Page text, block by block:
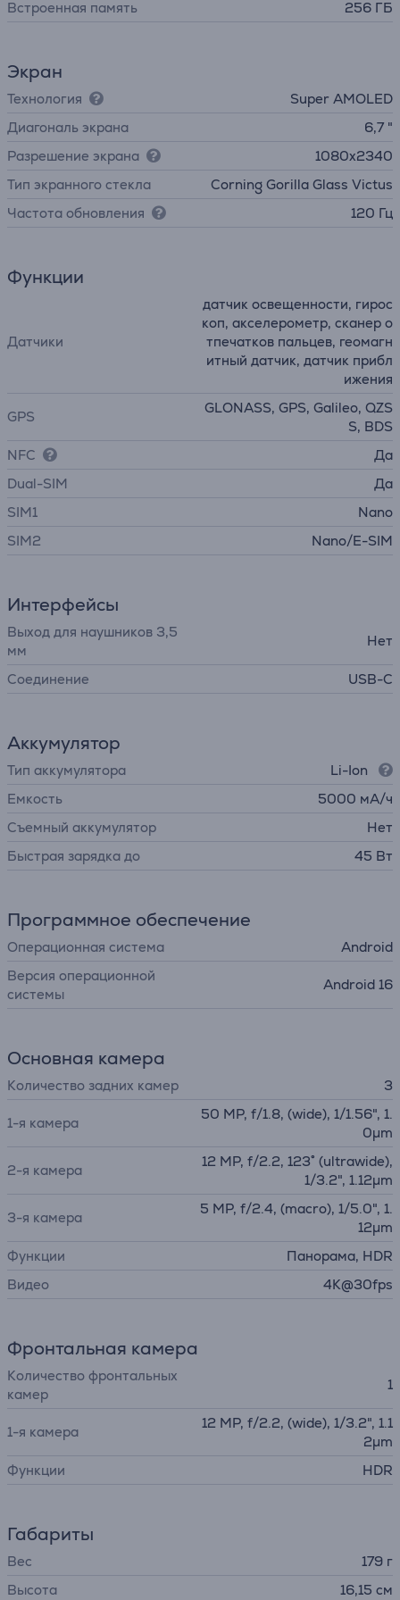
Встроенная память 256 ГБ
Экран
Технология
Super AMOLED
Диагональ экрана
6,7 "
Разрешение экрана
1080x2340
Тип экранного стекла
Corning Gorilla Glass Victus
Частота обновления
120 Гц
Функции
Датчики
датчик освещенности, гирос
коп, акселерометр, сканер о
тпечатков пальцев, геомагн
итный датчик, датчик прибл
ижения
GPS
GLONASS, GPS, Galileo, QZS
S, BDS
NFC
Да
Dual-SIM
Да
SIM1
Nano
SIM2
Nano/E-SIM
Интерфейсы
Выход для наушников 3,5
мм
Нет
Соединение USB-C
Аккумулятор
Тип аккумулятора
Li-Ion
Емкость
5000 мА/ч
Съемный аккумулятор
Нет
Быстрая зарядка до
45 Вт
Программное обеспечение
Операционная система
Android
Версия операционной
системы
Android 16
Основная камера
Количество задних камер 3
1-я камера
50 MP, f/1.8, (wide), 1/1.56", 1.
0µm
2-я камера
12 MP, f/2.2, 123˚ (ultrawide),
1/3.2", 1.12µm
3-я камера
5 MP, f/2.4, (macro), 1/5.0", 1.
12µm
Функции
Панорама, HDR
Видео
4K@30fps
Фронтальная камера
Количество фронтальных
камер
1
1-я камера
12 MP, f/2.2, (wide), 1/3.2", 1.1
2µm
Функции
HDR
Габариты
Вес
179 г
Высота
16,15 см